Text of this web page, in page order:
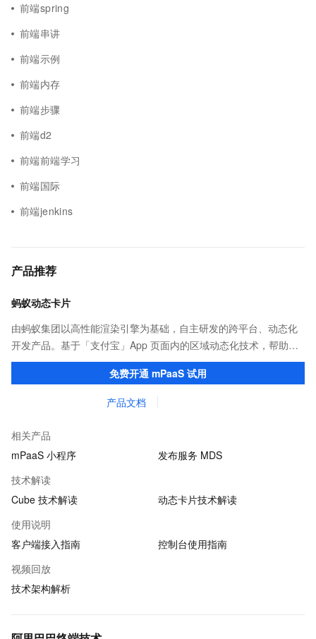
前端spring
前端串讲
前端示例
前端内存
前端步骤
前端d2
前端前端学习
前端国际
前端jenkins
产品推荐
蚂蚁动态卡片
由蚂蚁集团以高性能渲染引擎为基础，自主研发的跨平台、动态化
开发产品。基于「支付宝」App 页面内的区域动态化技术，帮助客
户提升研发效率的同时，追求轻量、流畅的 App 性能体验。
免费开通 mPaaS 试用
产品文档
相关产品
mPaaS 小程序
发布服务 MDS
技术解读
Cube 技术解读
动态卡片技术解读
使用说明
客户端接入指南
控制台使用指南
视频回放
技术架构解析